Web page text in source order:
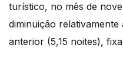
turístico, no mês de
diminuição
anterior (5,15 noites),